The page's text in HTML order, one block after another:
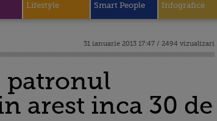
Lifestyle Smart People Infografice
31 ianuarie 2013 17:47 / 2494 vizualizari
patronul
arest inca 30 de